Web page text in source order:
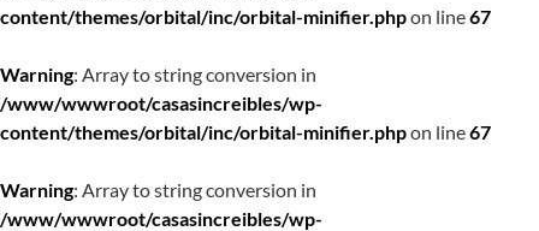
content/themes/orbital/inc/orbital-minifier.phpon line67
Warning: Array to string conversion in
/www/wwwroot/casasincreibles/wp-
content/themes/orbital/inc/orbital-minifier.phpon line67
Warning: Array to string conversion in
/www/wwwroot/casasincreibles/wp-